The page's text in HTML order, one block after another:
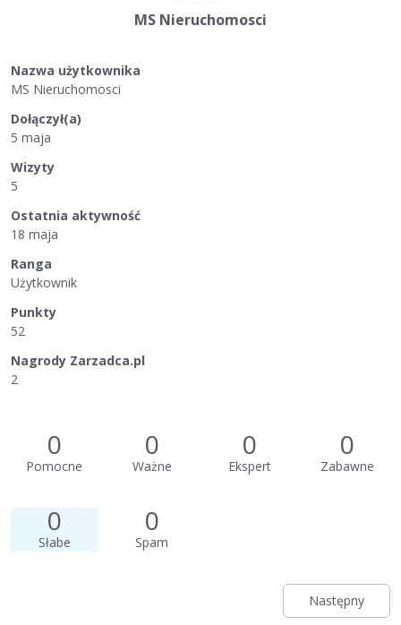
MS Nieruchomosci
Nazwa użytkownika
MS Nieruchomosci
Dołączył(a)
5 maja
Wizyty
5
Ostatnia aktywność
18 maja
Ranga
Użytkownik
Punkty
52
Nagrody Zarzadca.pl
2
0
Pomocne
0
Ważne
0
Ekspert
0
Zabawne
0
Słabe
0
Spam
Następny